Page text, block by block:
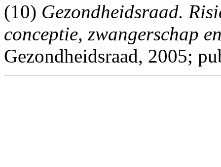
(10) Gezondheidsraad.
conceptie, zwangerschap
Gezondheidsraad, 2005;